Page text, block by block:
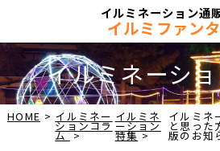
イルミネーション通
イルミファン
イルミネーシ
HOME イルミネー
ションコラ
ム
イルミネ
ーション
特集
イルミネ
と思った
版のお知